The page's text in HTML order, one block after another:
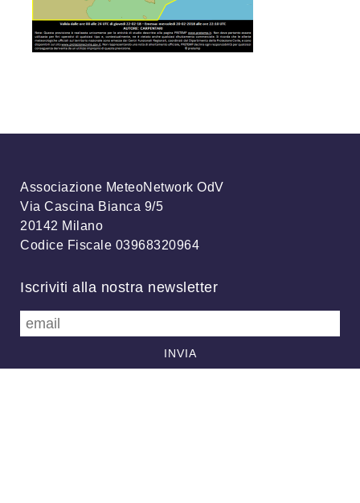
Associazione MeteoNetwork OdV
Via Cascina Bianca 9/5
20142 Milano
Codice Fiscale 03968320964
Iscriviti alla nostra newsletter